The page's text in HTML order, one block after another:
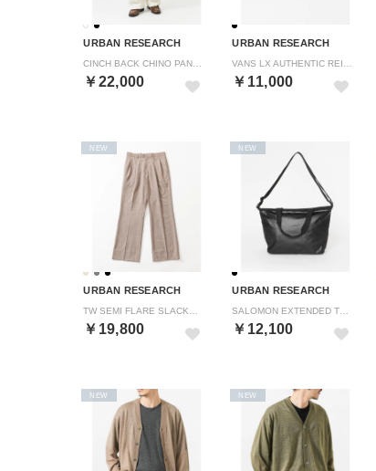
URBAN RESEARCH
￥22,000
URBAN RESEARCH
￥11,000
URBAN RESEARCH
￥19,800
NEW
URBAN RESEARCH
￥12,100
NEW
NEW NEW